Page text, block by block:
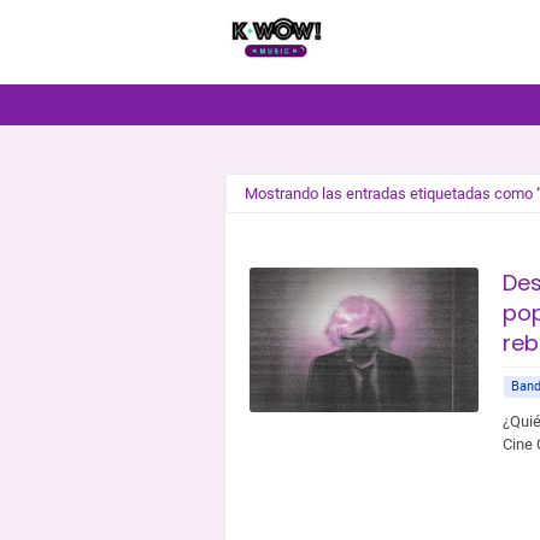
Mostrando las entradas etiquetadas como
Cine